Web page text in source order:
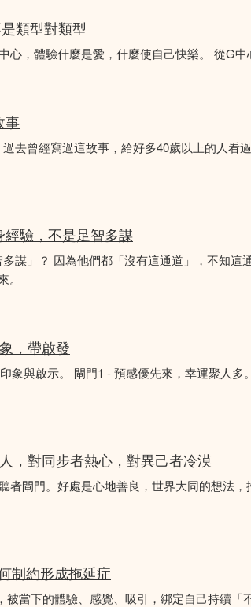
類型對類型
心，體驗什麼是愛，什麼使自己快樂。 從G中
事
去曾經寫過這故事，給好多40歲以上的人看
經驗，不是足智多謀
謀」？ 因為他們都「沒有這通道」，不知
，帶啟發
象與啟示。 閘門1 - 預感優先來，幸運聚人
，對同步者熱心，對異己者冷漠
者閘門。好處是心地善良，世界大同的想法
制約形成拖延症
當下的體驗、感覺、吸引，綁定自己持續「